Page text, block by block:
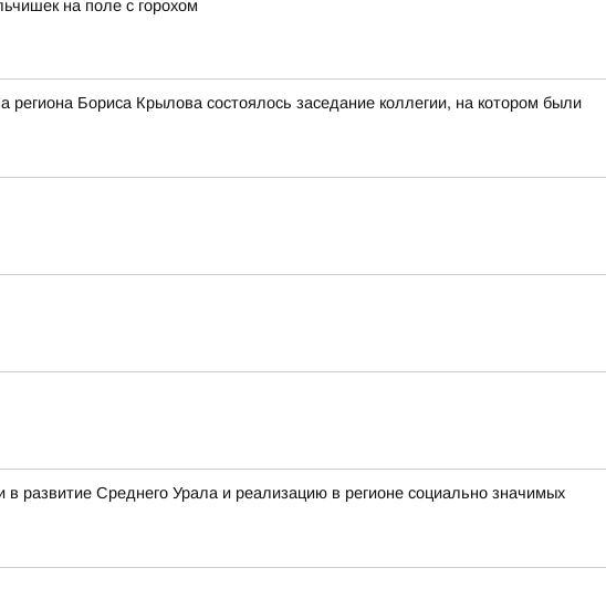
на поле с горохом
Бориса Крылова состоялось заседание коллегии, на котором были
развитие Среднего Урала и реализацию в регионе социально значимых